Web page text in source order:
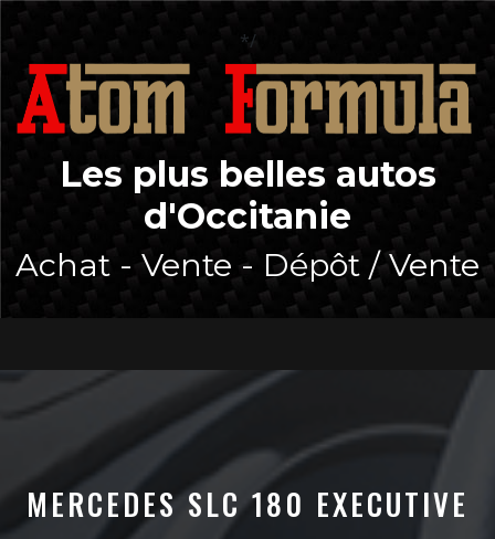
content
*/
Les plus belles autos
d'Occitanie
Achat - Vente - Dépôt / Vente
Button
MERCEDES SLC 180 EXECUTIVE